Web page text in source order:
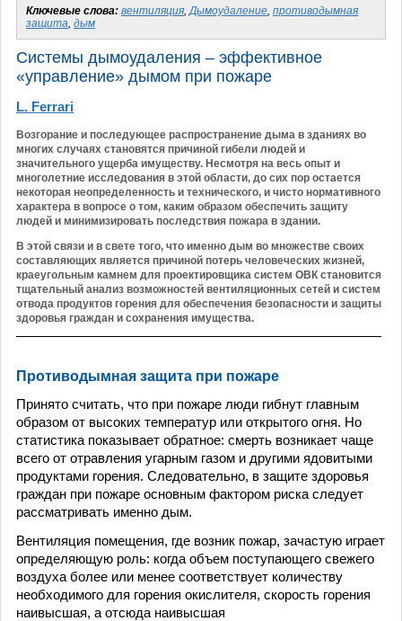
Ключевые слова: вентиляция,Дымоудаление, противодымная
защита, дым
Системы дымоудаления – эффективное
«управление» дымом при пожаре
L. Ferrari
Возгорание и последующее распространение дыма в зданиях во
многих случаях становятся причиной гибели людей и
значительного ущерба имуществу. Несмотря на весь опыт и
многолетние исследования в этой области, до сих пор остается
некоторая неопределенность и технического, и чисто нормативного
характера в вопросе о том, каким образом обеспечить защиту
людей и минимизировать последствия пожара в здании.
В этой связи и в свете того, что именно дым во множестве своих
составляющих является причиной потерь человеческих жизней,
краеугольным камнем для проектировщика систем ОВК становится
тщательный анализ возможностей вентиляционных сетей и систем
отвода продуктов горения для обеспечения безопасности и защиты
здоровья граждан и сохранения имущества.
Противодымная защита при пожаре
Принято считать, что при пожаре люди гибнут главным
образом от высоких температур или открытого огня. Но
статистика показывает обратное: смерть возникает чаще
всего от отравления угарным газом и другими ядовитыми
продуктами горения. Следовательно, в защите здоровья
граждан при пожаре основным фактором риска следует
рассматривать именно дым.
Вентиляция помещения, где возник пожар, зачастую играет
определяющую роль: когда объем поступающего свежего
воздуха более или менее соответствует количеству
необходимого для горения окислителя, скорость горения
наивысшая, а отсюда наивысшая